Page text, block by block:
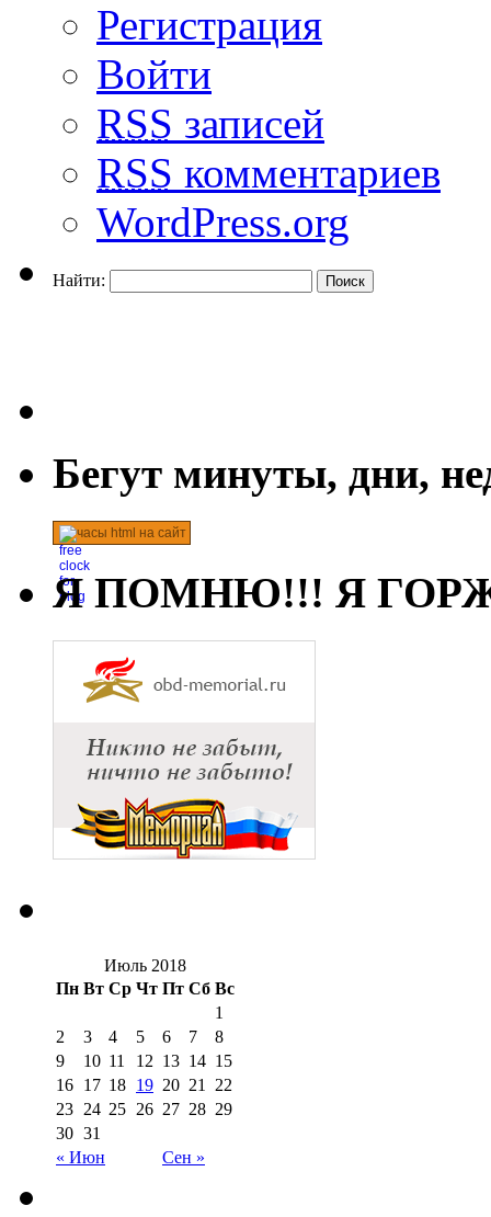
Регистрация
Войти
RSS записей
RSS комментариев
WordPress.org
Найти:
Бегут минуты, дни,
часы html на сайт
Я ПОМНЮ!!! Я
Июль 2018
Пн Вт Ср Чт Пт Сб Вс
« Июн Сен »
1
2
3 4 5 6 7
8
9
10 11 12 13 14 15
16 17 18 19 20 21
22
23 24 25 26 27 28 29
30 31